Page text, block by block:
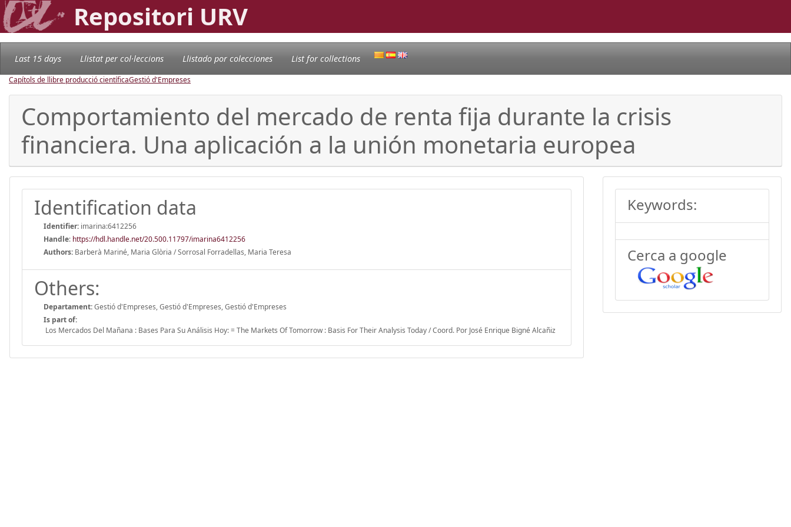
Repositori URV
Last 15 days Llistat per col·leccions Llistado por colecciones List for collections
Capítols de llibre producció científicaGestió d'Empreses
Comportamiento del mercado de renta fija durante la crisis
financiera. Una aplicación a la unión monetaria europea
Identification data
Identifier: imarina:6412256
Handle: https://hdl.handle.net/20.500.11797/imarina6412256
Authors: Barberà Mariné, Maria Glòria / Sorrosal Forradellas, Maria Teresa
Others:
Departament:Gestió d'Empreses, Gestió d'Empreses, Gestió d'Empreses
Is part of:
Los Mercados Del Mañana : Bases Para Su Análisis Hoy: = The Markets Of Tomorrow : Basis For Their Analysis Today / Coord. Por José Enrique Bigné Alcañiz
Keywords:
Cerca a google